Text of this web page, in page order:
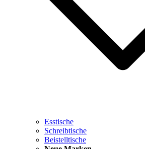
Esstische
Schreibtische
Beistelltische